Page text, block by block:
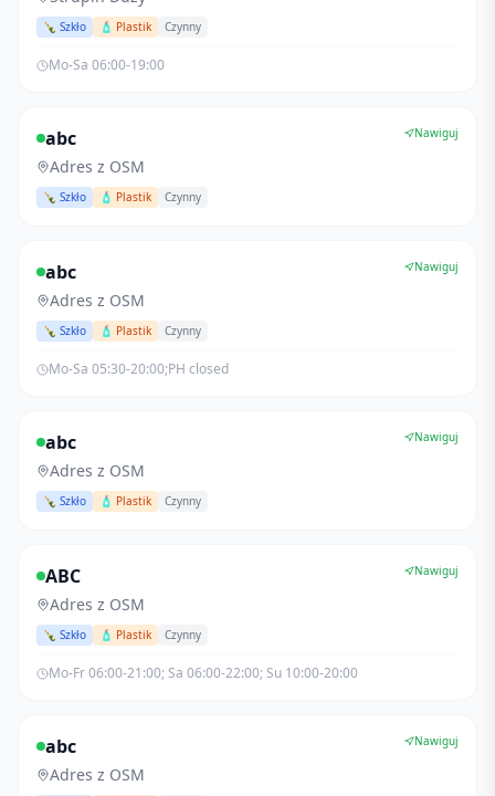
🍾 Szkło 🧴 Plastik Czynny
Mo-Sa 06:00-19:00
abc
Adres z OSM
🍾 Szkło 🧴 Plastik Czynny
Nawiguj
abc
Adres z OSM
🍾 Szkło 🧴 Plastik Czynny
Nawiguj
Mo-Sa 05:30-20:00;PH closed
abc
Adres z OSM
🍾 Szkło 🧴 Plastik Czynny
Nawiguj
ABC
Adres z OSM
🍾 Szkło 🧴 Plastik Czynny
Nawiguj
Mo-Fr 06:00-21:00; Sa 06:00-22:00; Su 10:00-20:00
abc
Adres z OSM
Nawiguj